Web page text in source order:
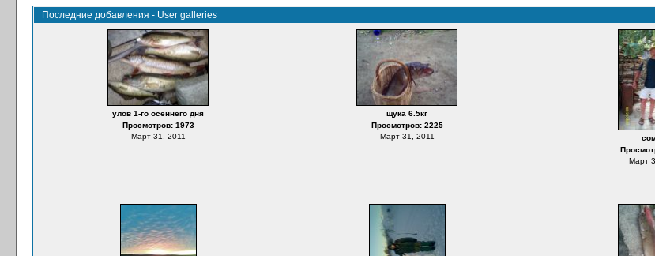
Последние добавления - User galleries
улов 1-го осеннего дня
Просмотров: 1973
Март 31, 2011
щука 6.5кг
Просмотров: 2225
Март 31, 2011
Март